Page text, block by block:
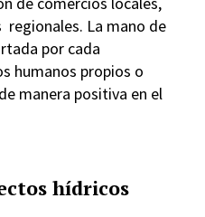
La mano de
por cada
humanos propios o
manera positiva en el
hídricos